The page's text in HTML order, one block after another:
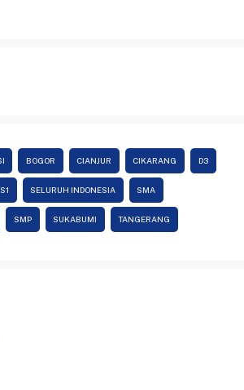
BOGOR CIANJUR CIKARANG D3
S1 SELURUH INDONESIA SMA
SMP SUKABUMI TANGERANG